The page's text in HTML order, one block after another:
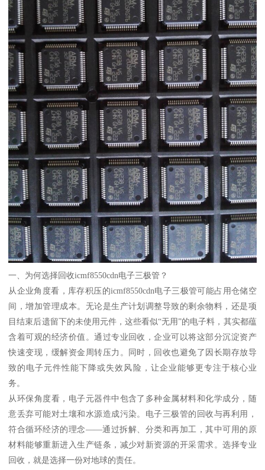
一、为何选择回收icmf8550cdn电子三极管？
从企业角度看，库存积压的icmf8550cdn电子三极管可能占用仓储空
间，增加管理成本。无论是生产计划调整导致的剩余物料，还是项
目结束后遗留下的未使用元件，这些看似“无用”的电子料，其实都蕴
含着可观的经济价值。通过专业回收，企业可以将这部分沉淀资产
快速变现，缓解资金周转压力。同时，回收也避免了因长期存放导
致的电子元件性能下降或失效风险，让企业能够更专注于核心业
务。
从环保角度看，电子元器件中包含了多种金属材料和化学成分，随
意丢弃可能对土壤和水源造成污染。电子三极管的回收与再利用，
符合循环经济的理念——通过拆解、分类和再加工，其中可用的原
材料能够重新进入生产链条，减少对新资源的开采需求。选择专业
回收，就是选择一份对地球的责任。